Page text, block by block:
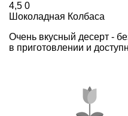
4,5 0
Шоколадная Колбаса
Очень вкусный десерт -
в приготовлении и